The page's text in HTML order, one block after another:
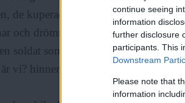
continue seeing
information
further disclosure
participants. This
Downstream
Please note that
information
de kuperade bergen och olivträden
och drömmer. Plötsligt tvärnitar
soldat som stoppar vår bil. Han
vi? hinner jag tänka innan bildörren